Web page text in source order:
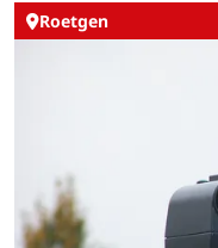
Roetgen